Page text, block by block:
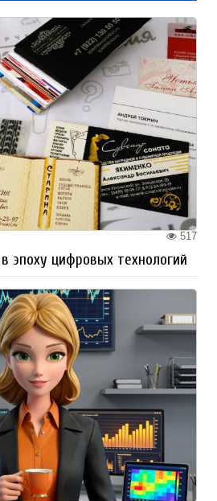
517
эпоху цифровых технологий